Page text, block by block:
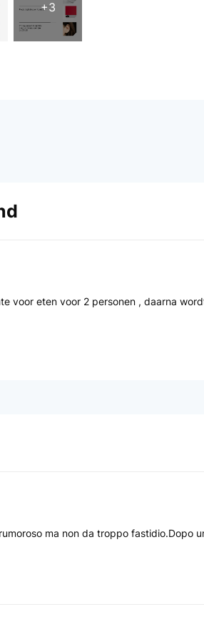
+3
voor eten voor 2 personen , daarna
ma non da troppo fastidio.Dopo